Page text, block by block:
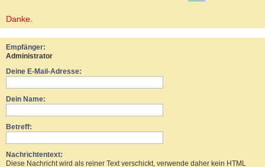
Danke.
Empfänger:
Administrator
Deine E-Mail-Adresse:
Dein Name:
Betreff:
Nachrichtentext:
Diese Nachricht wird als reiner Text verschickt, verwende daher kein HTML